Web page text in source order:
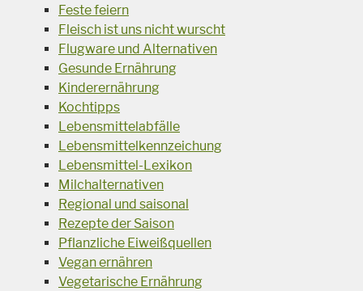
Feste feiern
Fleisch ist uns nicht wurscht
Flugware und Alternativen
Gesunde Ernährung
Kinderernährung
Kochtipps
Lebensmittelabfälle
Lebensmittelkennzeichung
Lebensmittel-Lexikon
Milchalternativen
Regional und saisonal
Rezepte der Saison
Pflanzliche Eiweißquellen
Vegan ernähren
Vegetarische Ernährung